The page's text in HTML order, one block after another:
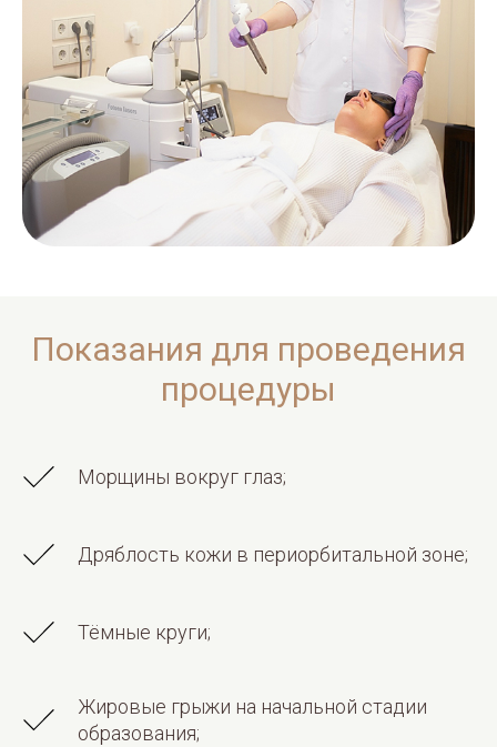
Показания для проведения
процедуры
Морщины вокруг глаз;
Дряблость кожи в периорбитальной зоне;
Тёмные круги;
Жировые грыжи на начальной стадии
образования;